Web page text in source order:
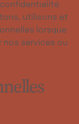
utilisons et
lorsque
nos services ou